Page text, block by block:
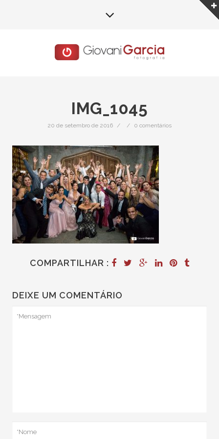
IMG_1045
20 de setembro de 2016 / / 0 comentários
COMPARTILHAR :
DEIXE UM COMENTÁRIO